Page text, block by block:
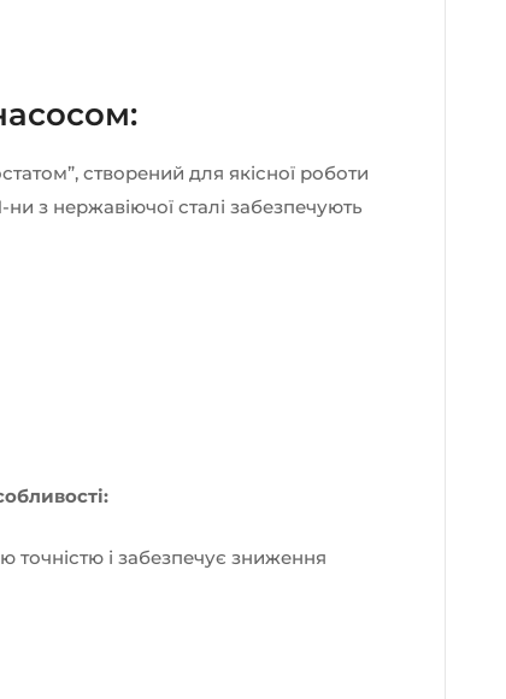
створений для якісної роботи
з нержавіючої сталі забезпечують
точністю і забезпечує зниження